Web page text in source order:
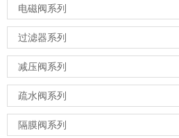
电磁阀系列
过滤器系列
减压阀系列
疏水阀系列
隔膜阀系列